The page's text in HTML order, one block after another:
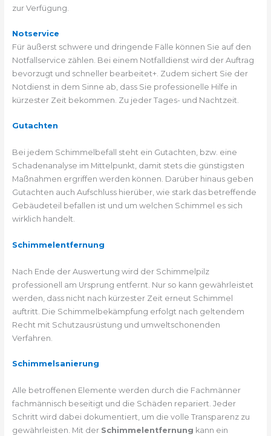
zur Verfügung.
Notservice
Für äußerst schwere und dringende Fälle können Sie auf den
Notfallservice zählen. Bei einem Notfalldienst wird der Auftrag
bevorzugt und schneller bearbeitet+. Zudem sichert Sie der
Notdienst in dem Sinne ab, dass Sie professionelle Hilfe in
kürzester Zeit bekommen. Zu jeder Tages- und Nachtzeit.
Gutachten
Bei jedem Schimmelbefall steht ein Gutachten, bzw. eine
Schadenanalyse im Mittelpunkt, damit stets die günstigsten
Maßnahmen ergriffen werden können. Darüber hinaus geben
Gutachten auch Aufschluss hierüber, wie stark das betreffende
Gebäudeteil befallen ist und um welchen Schimmel es sich
wirklich handelt.
Schimmelentfernung
Nach Ende der Auswertung wird der Schimmelpilz
professionell am Ursprung entfernt. Nur so kann gewährleistet
werden, dass nicht nach kürzester Zeit erneut Schimmel
auftritt. Die Schimmelbekämpfung erfolgt nach geltendem
Recht mit Schutzausrüstung und umweltschonenden
Verfahren.
Schimmelsanierung
Alle betroffenen Elemente werden durch die Fachmänner
fachmännisch beseitigt und die Schäden repariert. Jeder
Schritt wird dabei dokumentiert, um die volle Transparenz zu
gewährleisten. Mit der Schimmelentfernung kann ein